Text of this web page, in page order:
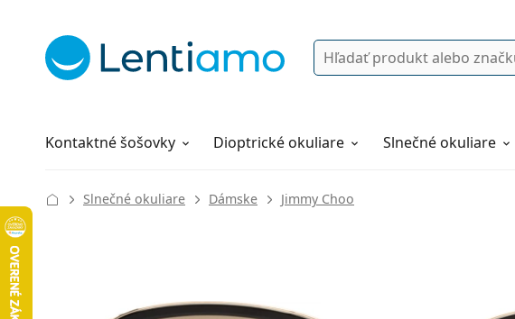
Vyhľadávanie
Kontaktné šošovky
Roztoky Dioptrické okuliare Slnečné okuliare
Všetko o nákupe
Slnečné okuliare Dámske Jimmy Choo